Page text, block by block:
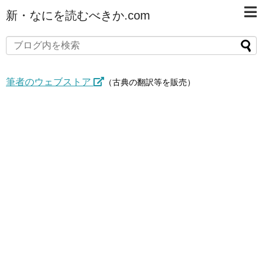
新・なにを読むべきか.com
筆者のウェブストア （古典の翻訳等を販売）